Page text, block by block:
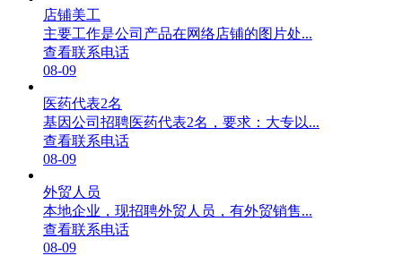
店铺美工
主要工作是公司产品在网络店铺的图片处...
查看联系电话
08-09
医药代表2名
基因公司招聘医药代表2名，要求：大专以...
查看联系电话
08-09
外贸人员
本地企业，现招聘外贸人员，有外贸销售...
查看联系电话
08-09